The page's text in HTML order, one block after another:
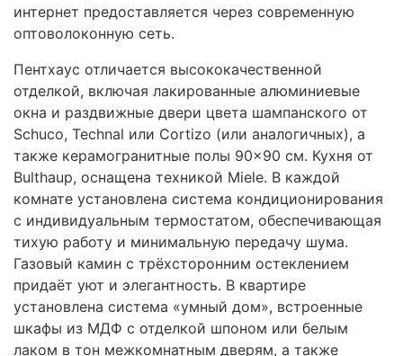
интернет предоставляется через современную
оптоволоконную сеть.
Пентхаус отличается высококачественной
отделкой, включая лакированные алюминиевые
окна и раздвижные двери цвета шампанского от
Schuco, Technal или Cortizo (или аналогичных), а
также керамогранитные полы 90×90 см. Кухня от
Bulthaup, оснащена техникой Miele. В каждой
комнате установлена система кондиционирования
с индивидуальным термостатом, обеспечивающая
тихую работу и минимальную передачу шума.
Газовый камин с трёхсторонним остеклением
придаёт уют и элегантность. В квартире
установлена система «умный дом», встроенные
шкафы из МДФ с отделкой шпоном или белым
лаком в тон межкомнатным дверям, а также